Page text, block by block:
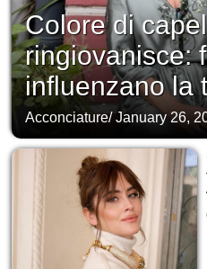
Colore di
ringiovanisce:
influenzano la
Acconciature/January 26,